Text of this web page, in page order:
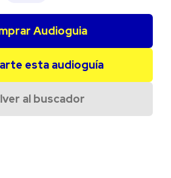
Audioguia
esta audioguía
al buscador